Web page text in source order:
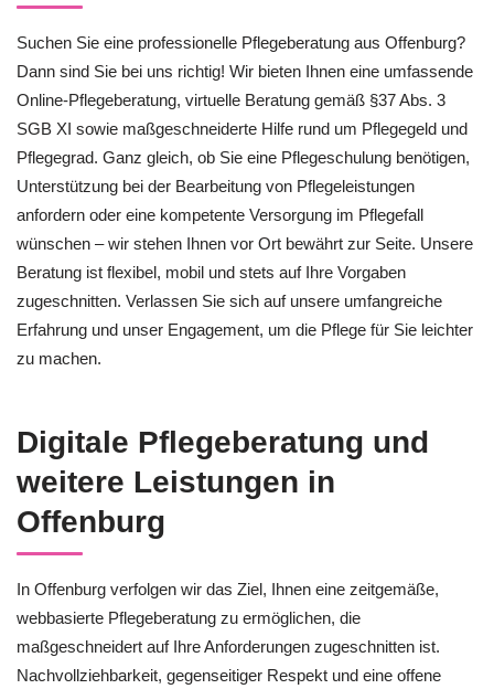
Suchen Sie eine professionelle Pflegeberatung aus Offenburg?
Dann sind Sie bei uns richtig! Wir bieten Ihnen eine umfassende
Online-Pflegeberatung, virtuelle Beratung gemäß §37 Abs. 3
SGB XI sowie maßgeschneiderte Hilfe rund um Pflegegeld und
Pflegegrad. Ganz gleich, ob Sie eine Pflegeschulung benötigen,
Unterstützung bei der Bearbeitung von Pflegeleistungen
anfordern oder eine kompetente Versorgung im Pflegefall
wünschen – wir stehen Ihnen vor Ort bewährt zur Seite. Unsere
Beratung ist flexibel, mobil und stets auf Ihre Vorgaben
zugeschnitten. Verlassen Sie sich auf unsere umfangreiche
Erfahrung und unser Engagement, um die Pflege für Sie leichter
zu machen.
Digitale Pflegeberatung und
weitere Leistungen in
Offenburg
In Offenburg verfolgen wir das Ziel, Ihnen eine zeitgemäße,
webbasierte Pflegeberatung zu ermöglichen, die
maßgeschneidert auf Ihre Anforderungen zugeschnitten ist.
Nachvollziehbarkeit, gegenseitiger Respekt und eine offene